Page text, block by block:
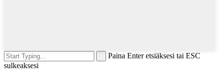
Paina Enter etsiäksesi tai ESC
sulkeaksesi